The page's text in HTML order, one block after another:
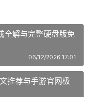
全解与完整硬盘版免
06/12/2026 17:01
推荐与手游官网极